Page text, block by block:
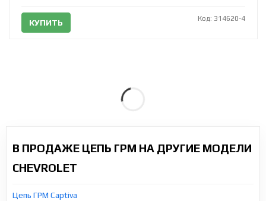
КУПИТЬ Код: 314620-4
В ПРОДАЖЕ ЦЕПЬ ГРМ НА ДРУГИЕ МОДЕЛИ
CHEVROLET
Цепь ГРМ Captiva